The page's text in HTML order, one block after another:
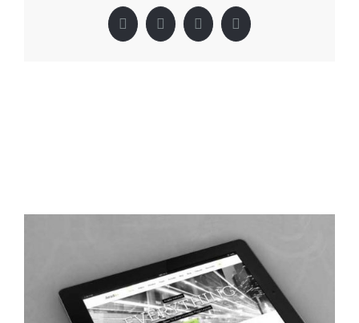
Facebook
X LinkedInPinterest